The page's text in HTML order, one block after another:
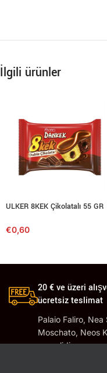
İlgili ürünler
ULKER 8KEK Çikolatalı 55 GR
€0,60
20 € ve üzeri
ücretsiz teslimat
Palaio Faliro, Nea
Moschato, Neos
geçerlidir.